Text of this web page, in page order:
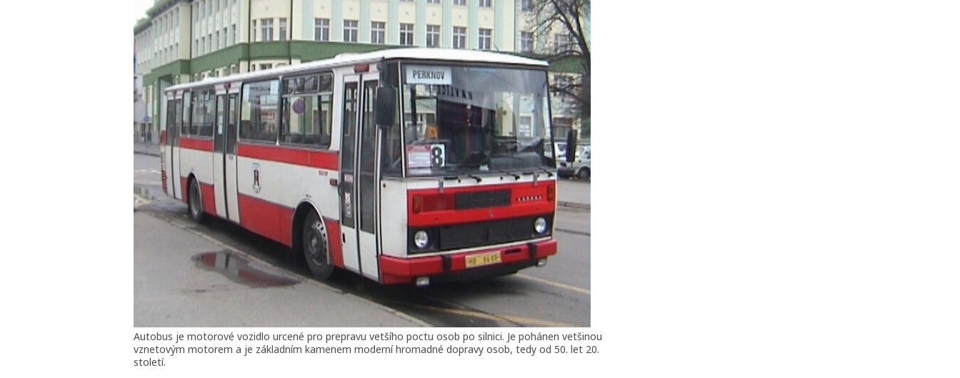
Autobus je motorové vozidlo urcené pro prepravu vetšího poctu osob po silnici. Je pohánen vetšinou
vznetovým motorem a je základním kamenem moderní hromadné dopravy osob, tedy od 50. let 20.
století.